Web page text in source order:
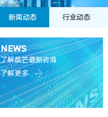
新闻动态 行业动态
NEWS
了解晶芒最新咨询
了解更多